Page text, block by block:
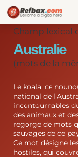
Champ lexical
Australie
(mots de la
Le koala, ce
national de
incontournables
des animaux et
regorge de mots
sauvages de ce
Ce mot désigne
hostiles, qui
Panneau de gestion